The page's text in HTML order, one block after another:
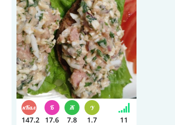
147.2 17.6 7.8 1.7 11